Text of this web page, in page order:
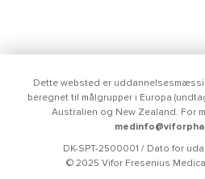
Dette websted er
beregnet til målgrupper i Europa
Australien og New Zealand. For
DK-SPT-2500001 / Dato for
© 2025 Vifor Fresenius